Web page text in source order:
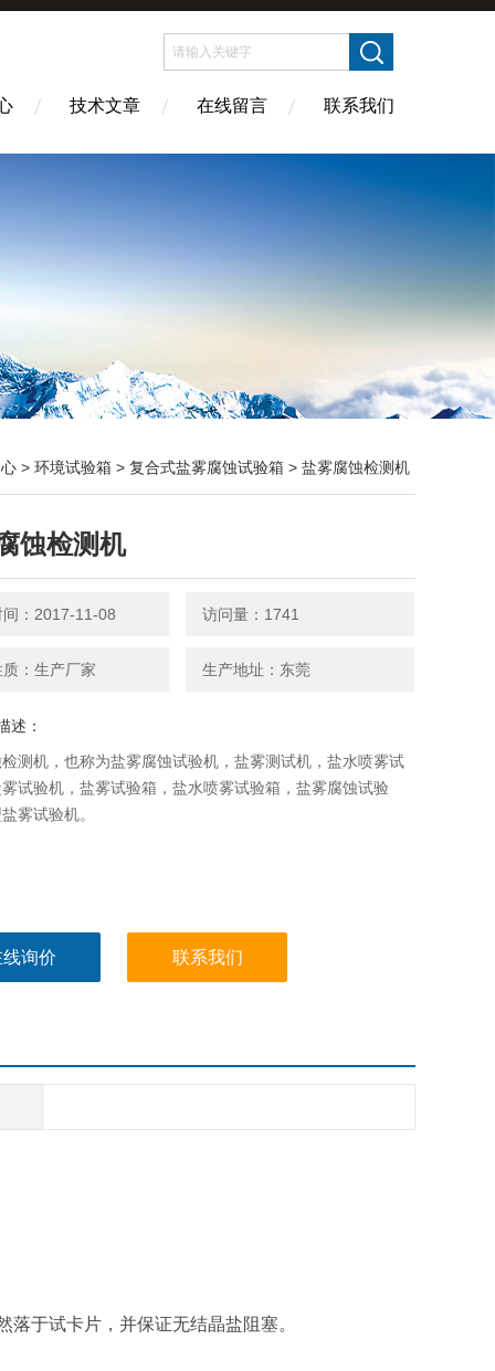
技术文章 在线留言 联系我们
> 环境试验箱 > 复合式盐雾腐蚀试验箱 > 盐雾腐蚀检测机
蚀检测机
间：2017-11-08 访问量：1741
：生产厂家 生产地址：东莞
述：
测机，也称为盐雾腐蚀试验机，盐雾测试机，盐水喷雾试
试验机，盐雾试验箱，盐水喷雾试验箱，盐雾腐蚀试验
雾试验机。
询价 联系我们
于试卡片，并保证无结晶盐阻塞。